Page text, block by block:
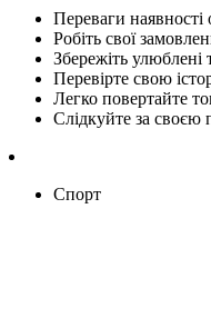
Переваги наявності
Робіть свої
Збережіть улюблені
Перевірте свою
Легко повертайте
Слідкуйте за своєю
Спорт